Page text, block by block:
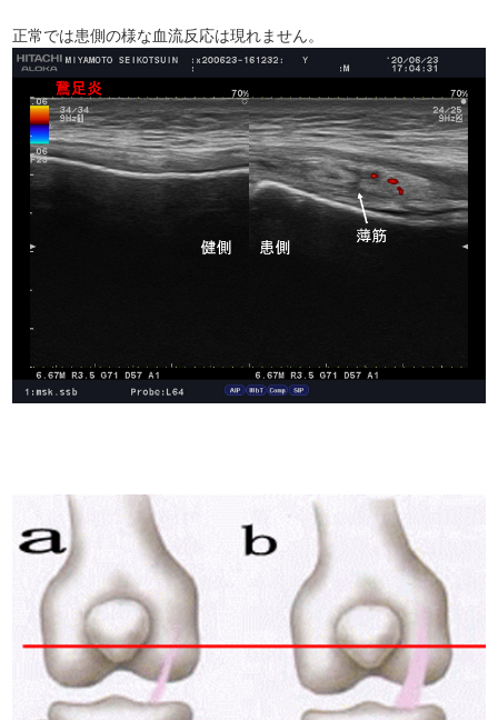
正常では患側の様な血流反応は現れません。